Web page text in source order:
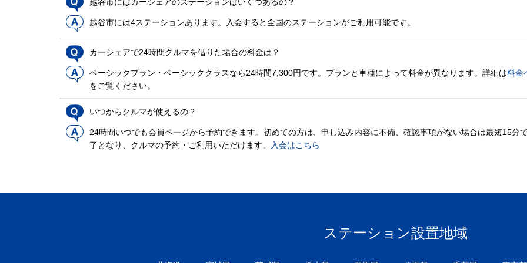
越谷市には4ステーションあります。入会すると全国のステーションがご利用可能です。
カーシェアで24時間クルマを借りた場合の料金は？
ベーシックプラン・ベーシッククラスなら24時間7,300円です。プランと車種によって料金が異なります。詳細は料金
をご覧ください。
いつからクルマが使えるの？
24時間いつでも会員ページから予約できます。初めての方は、申し込み内容に不備、確認事項がない場合は最短15分
了となり、クルマの予約・ご利用いただけます。
入会はこちら
ステーション設置地域